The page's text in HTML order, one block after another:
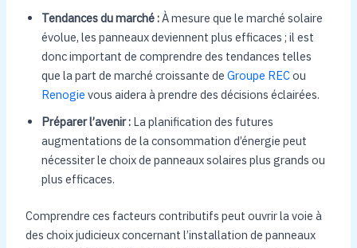
Tendances du marché :À mesure que le marché solaire
évolue, les panneaux deviennent plus efficaces ; il est
donc important de comprendre des tendances telles
que la part de marché croissante de Groupe RECou
Renogie vous aidera à prendre des décisions éclairées.
Préparer l’avenir :La planification des futures
augmentations de la consommation d’énergie peut
nécessiter le choix de panneaux solaires plus grands ou
plus efficaces.
Comprendre ces facteurs contributifs peut ouvrir la voie à
des choix judicieux concernant l’installation de panneaux